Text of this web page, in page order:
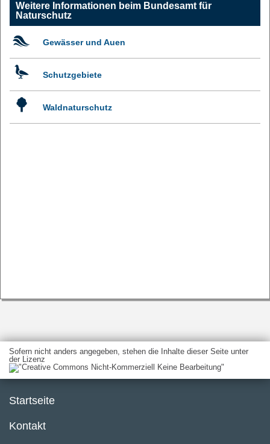
Weitere Informationen beim Bundesamt für
Naturschutz
Gewässer und Auen
Schutzgebiete
Waldnaturschutz
Sofern nicht anders angegeben, stehen die Inhalte dieser Seite unter
der Lizenz
Startseite
Kontakt